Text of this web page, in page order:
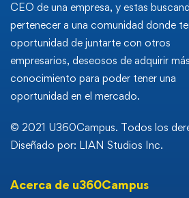
CEO de una empresa, y estas
pertenecer a una comunidad donde
oportunidad de juntarte con otros
empresarios, deseosos de adquirir más
conocimiento para poder tener una
oportunidad en el mercado.
© 2021 U360Campus. Todos los
Diseñado por: LIAN Studios Inc.
Acerca de u360Campus